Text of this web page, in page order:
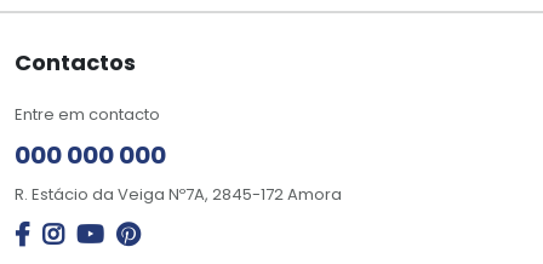
Contactos
Entre em contacto
000 000 000
R. Estácio da Veiga Nº7A, 2845-172 Amora